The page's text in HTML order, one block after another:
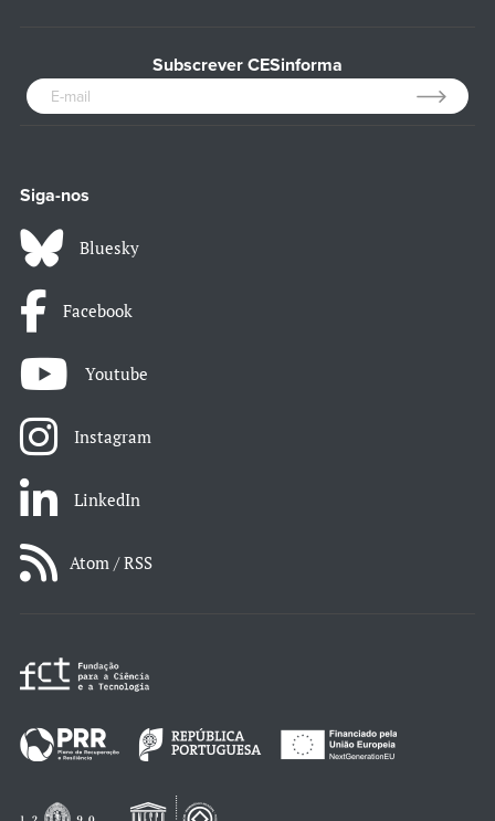
Subscrever CESinforma
Siga-nos
Bluesky
Facebook
Youtube
Instagram
LinkedIn
Atom / RSS